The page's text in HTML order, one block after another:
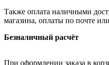
Также оплата наличными
магазина, оплаты по почте
Безналичный расчёт
При оформлении заказа в